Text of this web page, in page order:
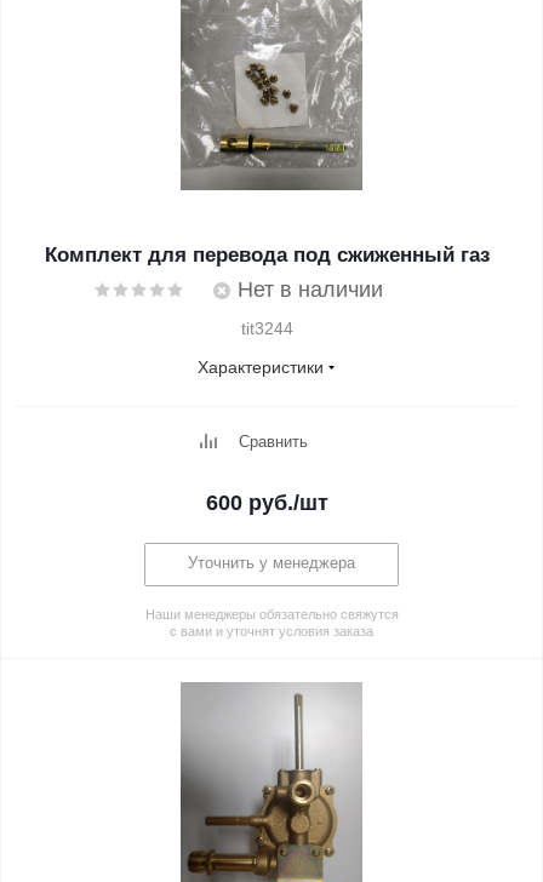
Комплект для перевода под сжиженный газ
Нет в наличии
tit3244
Характеристики
Сравнить
600 руб./шт
Уточнить у менеджера
Наши менеджеры обязательно свяжутся
с вами и уточнят условия заказа